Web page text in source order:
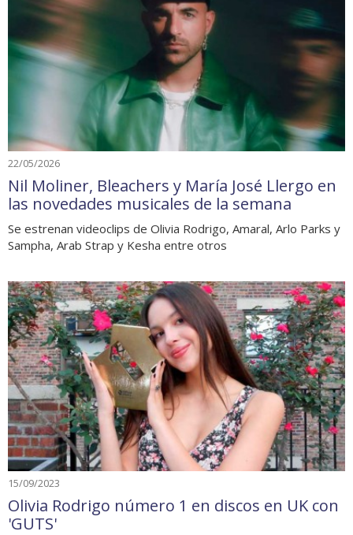
22/05/2026
Nil Moliner, Bleachers y María José Llergo en
las novedades musicales de la semana
Se estrenan videoclips de Olivia Rodrigo, Amaral, Arlo Parks y
Sampha, Arab Strap y Kesha entre otros
15/09/2023
Olivia Rodrigo número 1 en discos en UK con
'GUTS'